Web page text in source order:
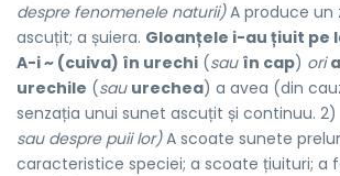
despre fenomenele naturii)A produce un
ascuțit; a șuiera. Gloanțele i-au țiuit pe
A-i ~ (cuiva) în urechi (sau în cap) ori
urechile (sau urechea) a avea (din
senzația unui sunet ascuțit și continuu. 2)
sau despre puii lor)A scoate sunete
caracteristice speciei; a scoate țiuituri; a